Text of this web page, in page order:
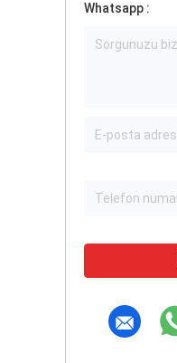
Whatsapp :